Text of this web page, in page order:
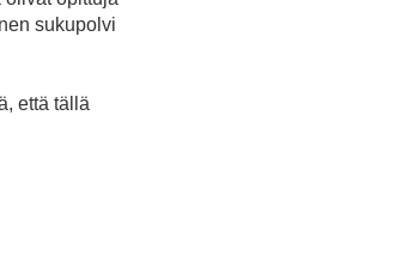
sukupolvi
että tällä